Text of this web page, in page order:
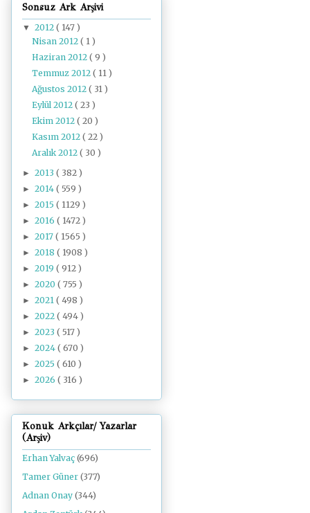
Sonsuz Ark Arşivi
▼ 2012 ( 147 )
Nisan 2012( 1 )
Haziran 2012( 9 )
Temmuz 2012( 11 )
Ağustos 2012( 31 )
Eylül 2012( 23 )
Ekim 2012( 20 )
Kasım 2012( 22 )
Aralık 2012( 30 )
► 2013 ( 382 )
► 2014 ( 559 )
► 2015 ( 1129 )
► 2016 ( 1472 )
► 2017 ( 1565 )
► 2018 ( 1908 )
► 2019 ( 912 )
► 2020 ( 755 )
► 2021 ( 498 )
► 2022 ( 494 )
► 2023 ( 517 )
► 2024 ( 670 )
► 2025 ( 610 )
► 2026 ( 316 )
Konuk Arkçılar/ Yazarlar
(Arşiv)
Erhan Yalvaç (696)
Tamer Güner (377)
Adnan Onay (344)